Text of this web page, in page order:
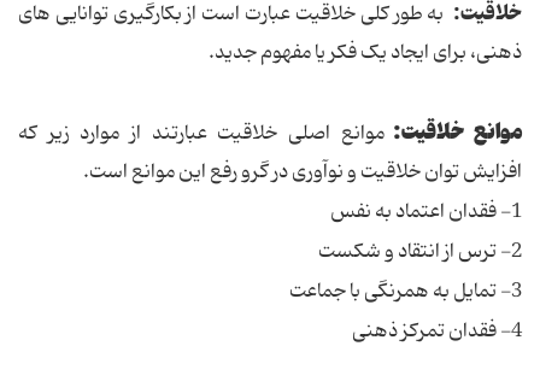
خلاقیت: به طور کلی خلاقیت عبارت است از بکارگیری توانایی های
ذهنی، برای ایجاد یک فکر یا مفهوم جدید.
موانع خلاقیت:موانع اصلی خلاقیت عبارتند از موارد زیر که
افزایش توان خلاقیت و نوآوری در گرو رفع این موانع است.
1- فقدان اعتماد به نفس
2- ترس از انتقاد و شکست
3- تمایل به همرنگی با جماعت
4- فقدان تمرکز ذهنی